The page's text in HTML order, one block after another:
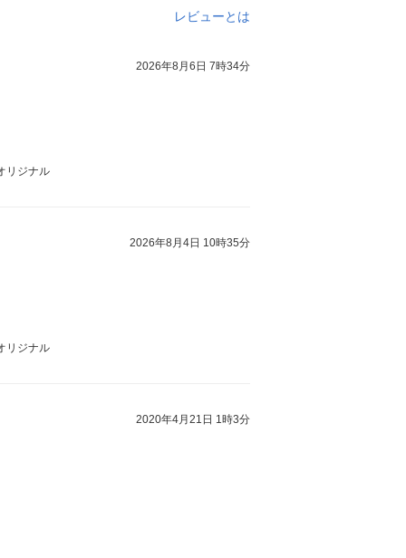
レビューとは
2026年8月6日 7時34分
リジナル
2026年8月4日 10時35分
リジナル
2020年4月21日 1時3分